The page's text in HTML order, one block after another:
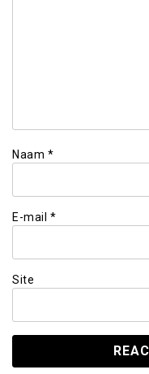
Naam *
E-mail *
Site